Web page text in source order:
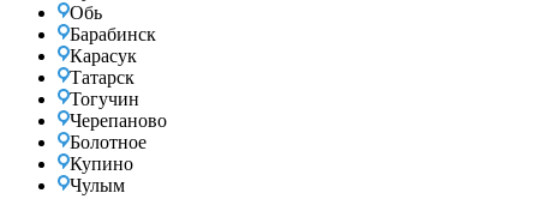
Обь
Барабинск
Карасук
Татарск
Тогучин
Черепаново
Болотное
Купино
Чулым